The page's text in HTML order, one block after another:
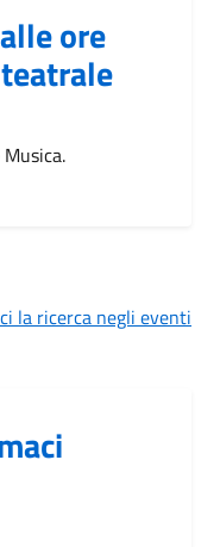
ore
la ricerca negli eventi